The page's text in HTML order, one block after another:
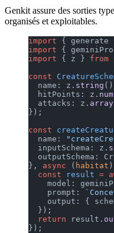
Genkit assure des sorties
organisés et exploitables.
import { generate
import {
import { z } from
const
  name: z.
string
  hitPoints: z.
  attacks: z.
array
});
const
  name:
  inputSchema: z.
outputSchema:
}, async ( habitat )
  const
result =
model:
    prompt:
output: {
  });
  return
result.
});